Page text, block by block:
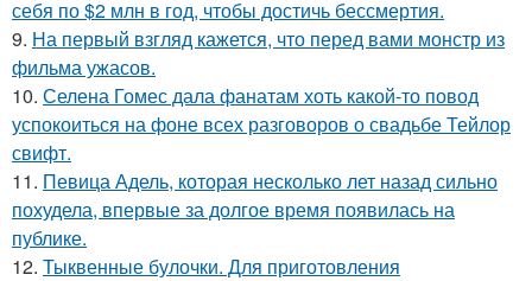
себя по $2 млн в год, чтобы достичь бессмертия.
9. На первый взгляд кажется, что перед вами монстр из
фильма ужасов.
10. Селена Гомес дала фанатам хоть какой-то повод
успокоиться на фоне всех разговоров о свадьбе Тейлор
свифт.
11. Певица Адель, которая несколько лет назад сильно
похудела, впервые за долгое время появилась на
публике.
12. Тыквенные булочки. Для приготовления